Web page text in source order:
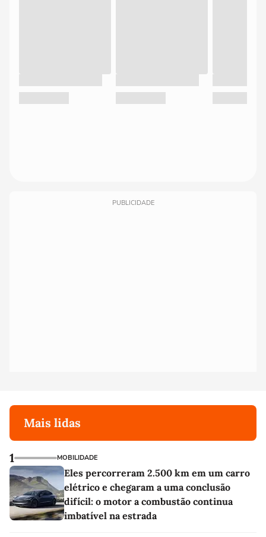
PUBLICIDADE
Mais lidas
1 MOBILIDADE
Eles percorreram 2.500 km em um carro
elétrico e chegaram a uma conclusão
difícil: o motor a combustão continua
imbatível na estrada